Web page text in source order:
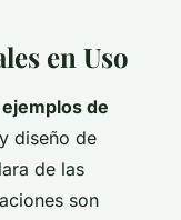
en Uso
ejemplos de
diseño de
de las
son